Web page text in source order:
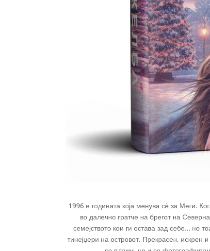
1996 е годината која менува сѐ за Меги.
во далечно гратче на брегот на
семејството кои ги остава зад себе… но
тинејџери на островот. Прекрасен, искрен